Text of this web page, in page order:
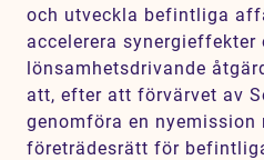
och utveckla befintliga
accelerera synergieffekter
lönsamhetsdrivande
att, efter att förvärvet av
genomföra en nyemission
företrädesrätt för